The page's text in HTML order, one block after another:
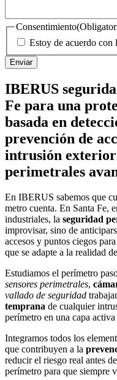
Consentimiento
Estoy de acuerdo
IBERUS
Fe para una
basada en
prevención de
intrusión exterior
perimetrales
En IBERUS sabemos que
metro cuenta. En Santa Fe,
industriales, la seguridad
improvisar, sino de
accesos y puntos ciegos
que se adapte a la realidad
Estudiamos el perímetro
sensores perimetrales,
vallado de seguridad
temprana de cualquier
perímetro en una capa activa
Integramos todos los
que contribuyen a la
reducir el riesgo real antes
perímetro para que siempre